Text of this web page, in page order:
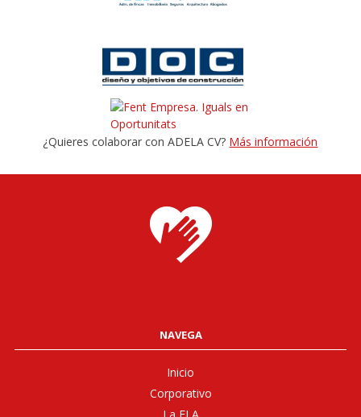
¿Quieres colaborar con ADELA CV? Más información
NAVEGA
Inicio
Corporativo